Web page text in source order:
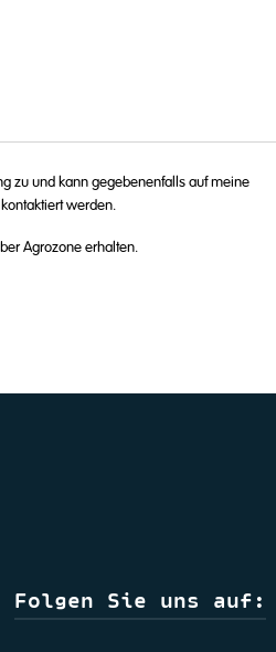
zu und kann gegebenenfalls auf meine
werden.
Agrozone erhalten.
Folgen Sie uns auf: